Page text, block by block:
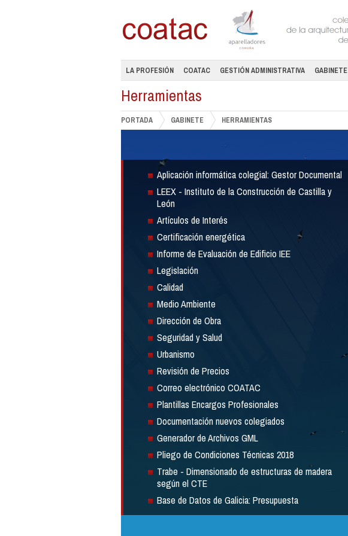
LA PROFESIÓN COATAC GESTIÓN ADMINISTRATIVA GABINETE
Herramientas
PORTADA GABINETE HERRAMIENTAS
Aplicación informática colegial: Gestor Documental
LEEX - Instituto de la Construcción de Castilla y
León
Artículos de Interés
Certificación energética
Informe de Evaluación de Edificio IEE
Legislación
Calidad
Medio Ambiente
Dirección de Obra
Seguridad y Salud
Urbanismo
Revisión de Precios
Correo electrónico COATAC
Plantillas Encargos Profesionales
Documentación nuevos colegiados
Generador de Archivos GML
Pliego de Condiciones Técnicas 2018
Trabe - Dimensionado de estructuras de madera
según el CTE
Base de Datos de Galicia: Presupuesta